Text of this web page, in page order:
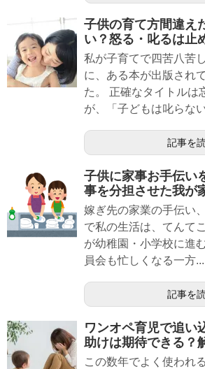
子供の育て方間違え
い？怒る・叱るは止
私が子育てで四苦八苦
に、ある本が出版され
た。 正確なタイトルは
が、「子どもは叱らな
記事を
子供に家事お手伝い
事を分担させた我が
嫁ぎ先の家業の手伝い
で私の生活は、てんて
が幼稚園・小学校に進
員会も忙しくなる一方...
記事を
ワンオペ育児で追い
助けは期待できる？
この数年でよく使われ